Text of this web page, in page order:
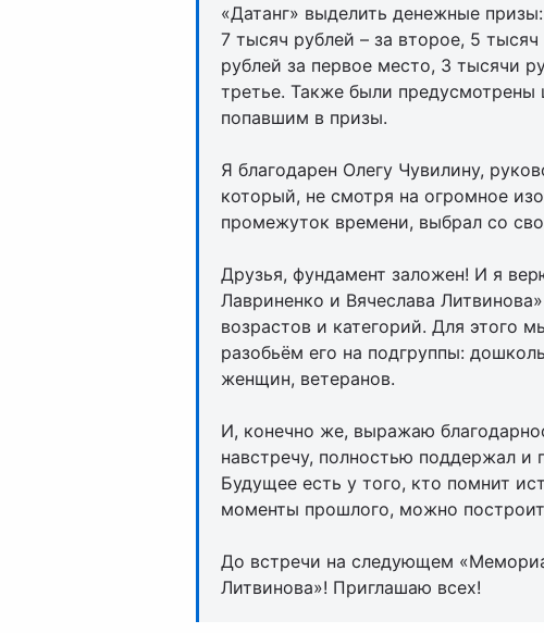
«Датанг» выделить денежные
7 тысяч рублей – за второе, 5
рублей за первое место, 3 тысячи
третье. Также были
попавшим в призы.
Я благодарен Олегу Чувилину,
который, не смотря на огромное
промежуток времени, выбрал со
Друзья, фундамент заложен! И я
Лавриненко и Вячеслава
возрастов и категорий. Для этого
разобьём его на подгруппы:
женщин, ветеранов.
И, конечно же, выражаю
навстречу, полностью поддержал и
Будущее есть у того, кто помнит
моменты прошлого, можно
До встречи на следующем
Литвинова»! Приглашаю всех!